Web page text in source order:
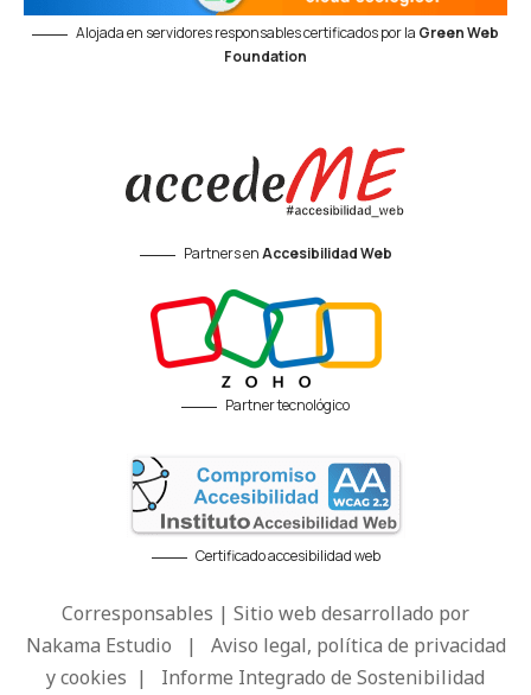
Alojada en servidores responsables certificados por la Green Web
Foundation
Partners enAccesibilidad Web
Partner tecnológico
Certificado accesibilidad web
Corresponsables | Sitio web desarrollado por
Nakama Estudio | Aviso legal, política de privacidad
y cookies | Informe Integrado de Sostenibilidad